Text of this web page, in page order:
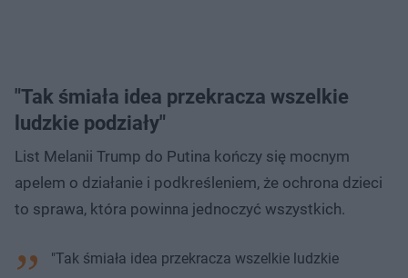
"Tak śmiała idea przekracza wszelkie
ludzkie podziały"
List Melanii Trump do Putina kończy się mocnym
apelem o działanie i podkreśleniem, że ochrona dzieci
to sprawa, która powinna jednoczyć wszystkich.
"Tak śmiała idea przekracza wszelkie ludzkie